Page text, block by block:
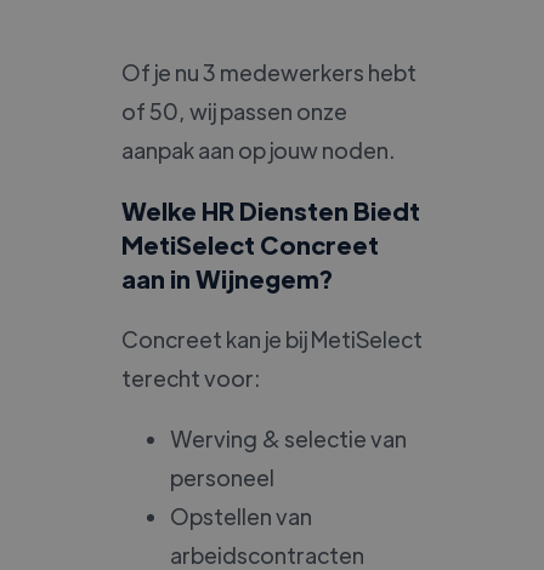
Of je nu 3 medewerkers hebt
of 50, wij passen onze
aanpak aan op jouw noden.
Welke HR Diensten Biedt
MetiSelect Concreet
aan in Wijnegem?
Concreet kan je bij MetiSelect
terecht voor:
Werving & selectie van
personeel
Opstellen van
arbeidscontracten